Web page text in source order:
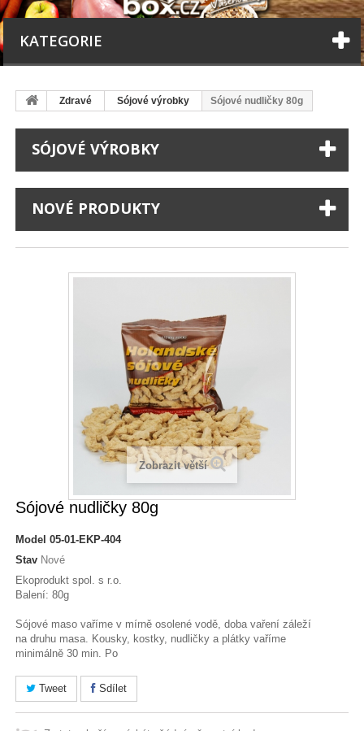
KATEGORIE
Zdravé Sójové výrobky Sójové nudličky 80g
SÓJOVÉ VÝROBKY
NOVÉ PRODUKTY
Zobrazit větší
Sójové nudličky 80g
Model 05-01-EKP-404
Stav Nové
Ekoprodukt spol. s r.o.
Balení: 80g
Sójové maso vaříme v mírně osolené vodě, doba vaření záleží
na druhu masa. Kousky, kostky, nudličky a plátky vaříme
minimálně 30 min. Po
Tweet Sdílet